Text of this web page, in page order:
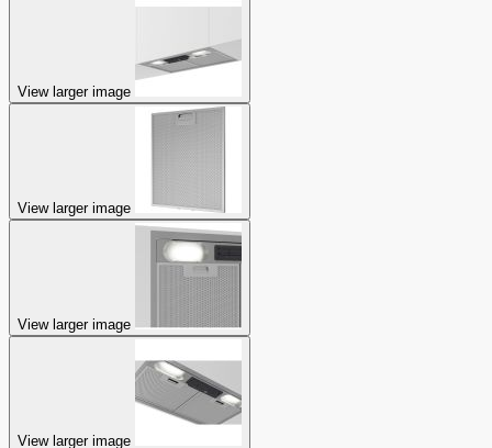
View larger image
View larger image
View larger image
View larger image